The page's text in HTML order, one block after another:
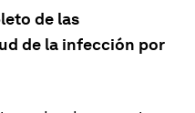
de las
de la infección por